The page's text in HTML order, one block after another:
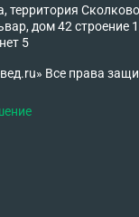
территория
дом 42 строение
5
Все права